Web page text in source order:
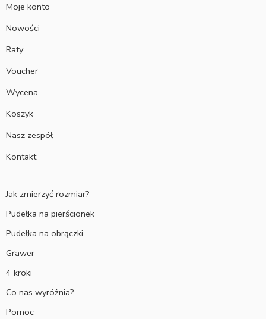
Moje konto
Nowości
Raty
Voucher
Wycena
Koszyk
Nasz zespół
Kontakt
Jak zmierzyć rozmiar?
Pudełka na pierścionek
Pudełka na obrączki
Grawer
4 kroki
Co nas wyróżnia?
Pomoc